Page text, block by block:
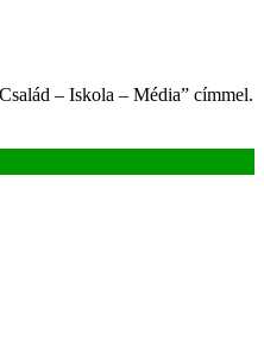
– Iskola – Média” címmel.